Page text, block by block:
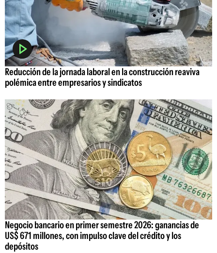
Reducción de la jornada laboral en la construcción reaviva
polémica entre empresarios y sindicatos
Negocio bancario en primer semestre 2026: ganancias de
US$ 671 millones, con impulso clave del crédito y los
depósitos